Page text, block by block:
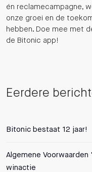
én reclamecampagne,
onze groei en de
hebben. Doe mee met
de Bitonic app!
Eerdere
Bitonic bestaat 12 jaar!
Algemene
winactie